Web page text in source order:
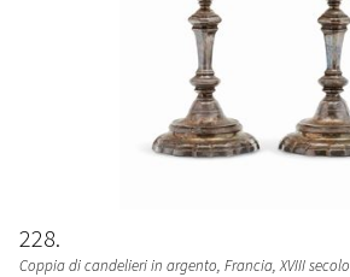
228
Coppia di candelieri in argento, Francia, XVIII secolo